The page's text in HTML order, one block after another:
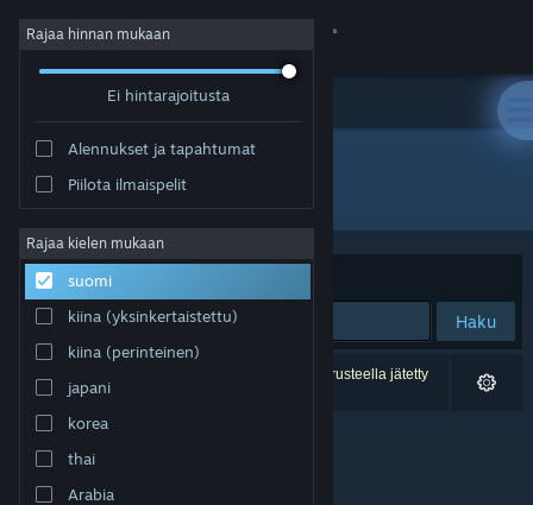
Kirjaudu sisään
Tietoa
Tuki
Vaihda kieli
Hanki Steam-mobiilisovellus
Näytä työpöytäsivusto
Rajaa hinnan mukaan
Ei hintarajoitusta
Alennukset ja tapahtumat
Piilota ilmaispelit
Rajaa kielen mukaan
suomi
kiina (yksinkertaistettu)
kiina (perinteinen)
japani
korea
thai
Arabia
Kehittäjä: Ghost Gaming
Järjestelyperuste
Haku
0 tulosta vastaa hakuasi. 1 peli on asetustesi perusteella jätetty
pois.